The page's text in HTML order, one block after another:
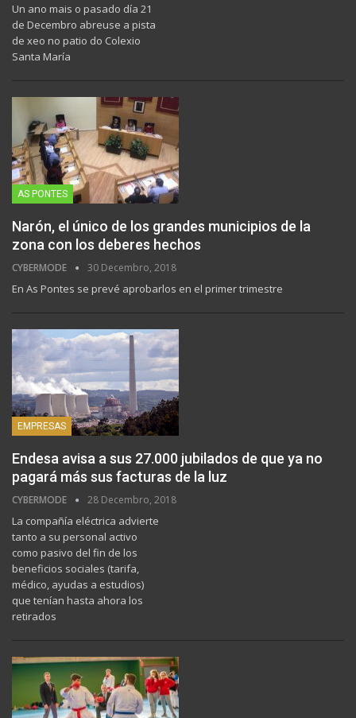
Un ano mais o pasado día 21
de Decembro abreuse a pista
de xeo no patio do Colexio
Santa María
AS PONTES
Narón, el único de los grandes municipios de la
zona con los deberes hechos
CYBERMODE 30 Decembro, 2018
En As Pontes se prevé aprobarlos en el primer trimestre
EMPRESAS
Endesa avisa a sus 27.000 jubilados de que ya no
pagará más sus facturas de la luz
CYBERMODE 28 Decembro, 2018
La compañía eléctrica advierte
tanto a su personal activo
como pasivo del fin de los
beneficios sociales (tarifa,
médico, ayudas a estudios)
que tenían hasta ahora los
retirados